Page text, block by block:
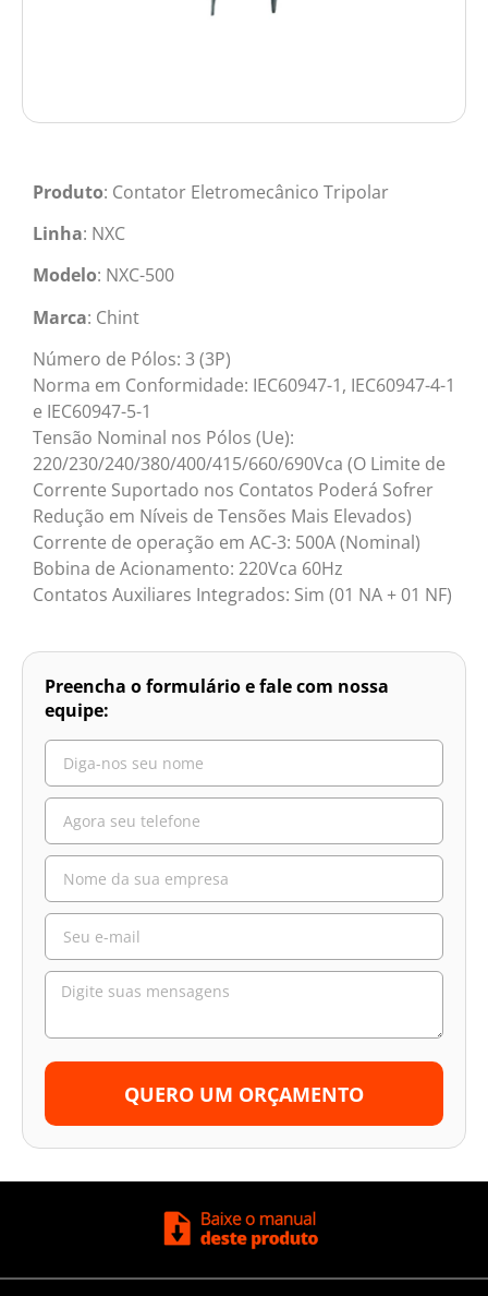
Produto: Contator Eletromecânico Tripolar
Linha: NXC
Modelo: NXC-500
Marca: Chint
Número de Pólos: 3 (3P)
Norma em Conformidade: IEC60947-1, IEC60947-4-1
e IEC60947-5-1
Tensão Nominal nos Pólos (Ue):
220/230/240/380/400/415/660/690Vca (O Limite de
Corrente Suportado nos Contatos Poderá Sofrer
Redução em Níveis de Tensões Mais Elevados)
Corrente de operação em AC-3: 500A (Nominal)
Bobina de Acionamento: 220Vca 60Hz
Contatos Auxiliares Integrados: Sim (01 NA + 01 NF)
Preencha o formulário e fale com nossa
equipe:
QUERO UM ORÇAMENTO